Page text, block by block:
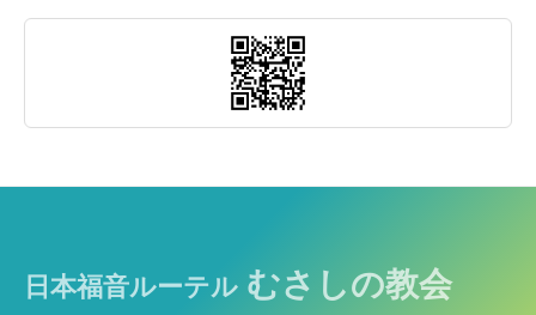
日本福音ルーテル むさしの教会